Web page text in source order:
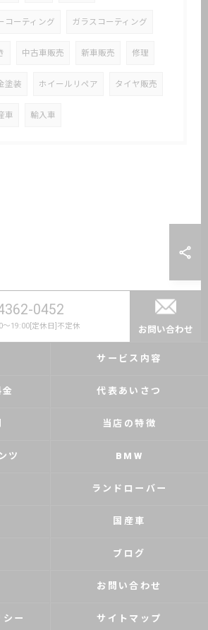
コーティング ガラスコーティング
中古車販売 新車販売 修理
塗装 ホイールリペア タイヤ販売
車 輸入車
0452
～19:00[定休日]不定休 お問い合わせ
サービス内容
代表あいさつ
当店の特徴
ツ BMW
ランドローバー
国産車
ブログ
お問い合わせ
ー サイトマップ